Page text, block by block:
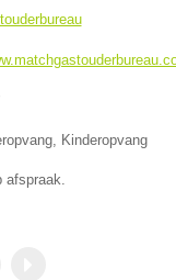
Kinderopvang
afspraak.